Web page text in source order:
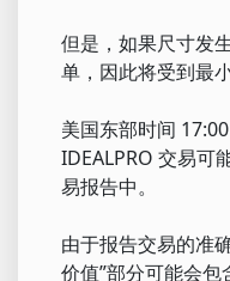
但是，如果尺寸发
单，因此将受到最
美国东部时间
IDEALPRO 交易可
易报告中。
由于报告交易的准
价值”部分可能会